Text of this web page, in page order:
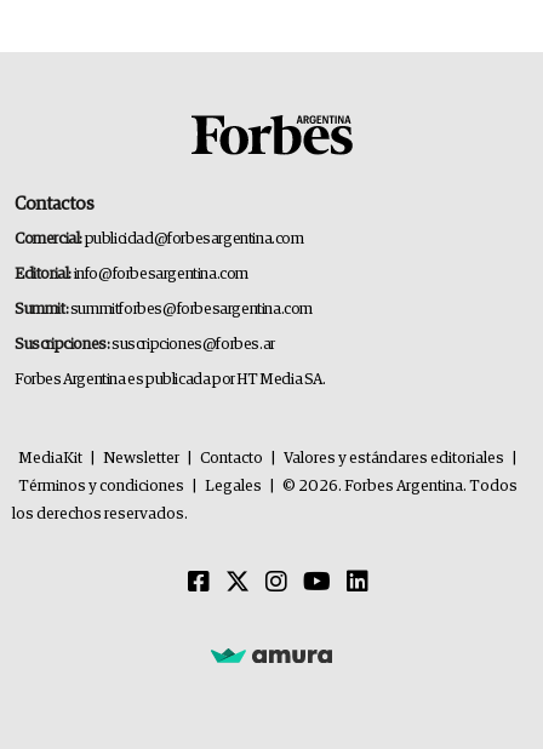
Contactos
Comercial:publicidad@forbesargentina.com
Editorial:info@forbesargentina.com
Summit:summitforbes@forbesargentina.com
Suscripciones:suscripciones@forbes.ar
Forbes Argentina es publicada por HT Media SA.
MediaKit Newsletter Contacto Valores y estándares editoriales
Términos y condiciones
Legales
© 2026. Forbes Argentina. Todos
los derechos reservados.